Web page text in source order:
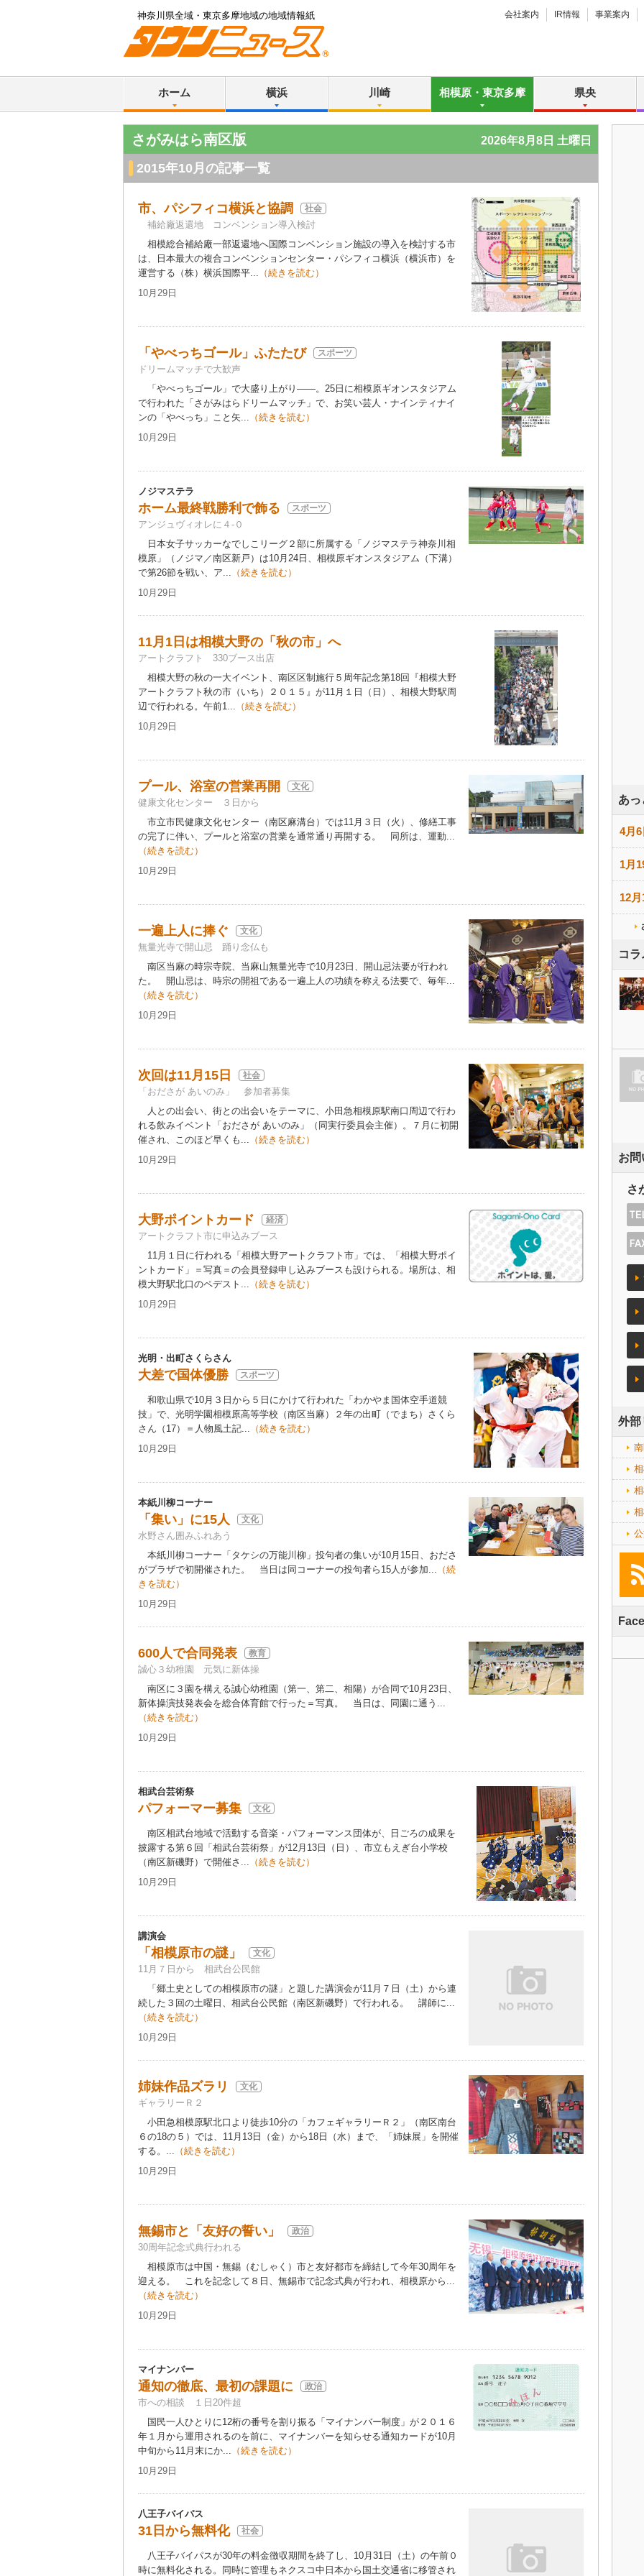
神奈川県全域・東京多摩地域の地域情報紙 会社案内 IR情報 事業案内
ホーム 横浜 川崎 相模原・東京多摩 県央
さがみはら南区版 2026年8月8日 土曜日
2015年10月の記事一覧
市、パシフィコ横浜と協調 社会
補給廠返還地 コンベンション導入検討
相模総合補給廠一部返還地へ国際コンベンション施設の導入を検討する市
は、日本最大の複合コンベンションセンター・パシフィコ横浜（横浜市）を
運営する（株）横浜国際平... （続きを読む）
10月29日
「やべっちゴール」ふたたび スポーツ
ドリームマッチで大歓声
「やべっちゴール」で大盛り上がり――。25日に相模原ギオンスタジアム
で行われた「さがみはらドリームマッチ」で、お笑い芸人・ナインティナイ
ンの「やべっち」こと矢... （続きを読む）
10月29日
ノジマステラ
ホーム最終戦勝利で飾る スポーツ
アンジュヴィオレに４-０
日本女子サッカーなでしこリーグ２部に所属する「ノジマステラ神奈川相
模原」（ノジマ／南区新戸）は10月24日、相模原ギオンスタジアム（下溝）
で第26節を戦い、ア... （続きを読む）
10月29日
11月1日は相模大野の「秋の市」へ
アートクラフト 330ブース出店
相模大野の秋の一大イベント、南区区制施行５周年記念第18回『相模大野
アートクラフト秋の市（いち）２０１５』が11月１日（日）、相模大野駅周
辺で行われる。午前1... （続きを読む）
10月29日
プール、浴室の営業再開 文化
健康文化センター ３日から
市立市民健康文化センター（南区麻溝台）では11月３日（火）、修繕工事
の完了に伴い、プールと浴室の営業を通常通り再開する。 同所は、運動...
（続きを読む）
10月29日
一遍上人に捧ぐ 文化
無量光寺で開山忌 踊り念仏も
南区当麻の時宗寺院、当麻山無量光寺で10月23日、開山忌法要が行われ
た。 開山忌は、時宗の開祖である一遍上人の功績を称える法要で、毎年...
（続きを読む）
10月29日
次回は11月15日 社会
「おださが あいのみ」 参加者募集
人との出会い、街との出会いをテーマに、小田急相模原駅南口周辺で行わ
れる飲みイベント「おださが あいのみ」（同実行委員会主催）。７月に初開
催され、このほど早くも... （続きを読む）
10月29日
大野ポイントカード 経済
アートクラフト市に申込みブース
11月１日に行われる「相模大野アートクラフト市」では、「相模大野ポイ
ントカード」＝写真＝の会員登録申し込みブースも設けられる。場所は、相
模大野駅北口のペデスト... （続きを読む）
10月29日
光明・出町さくらさん
大差で国体優勝 スポーツ
和歌山県で10月３日から５日にかけて行われた「わかやま国体空手道競
技」で、光明学園相模原高等学校（南区当麻）２年の出町（でまち）さくら
さん（17）＝人物風土記... （続きを読む）
10月29日
本紙川柳コーナー
「集い」に15人 文化
水野さん囲みふれあう
本紙川柳コーナー「タケシの万能川柳」投句者の集いが10月15日、おださ
がプラザで初開催された。 当日は同コーナーの投句者ら15人が参加... （続
きを読む）
10月29日
600人で合同発表 教育
誠心３幼稚園 元気に新体操
南区に３園を構える誠心幼稚園（第一、第二、相陽）が合同で10月23日、
新体操演技発表会を総合体育館で行った＝写真。 当日は、同園に通う...
（続きを読む）
10月29日
相武台芸術祭
パフォーマー募集 文化
南区相武台地域で活動する音楽・パフォーマンス団体が、日ごろの成果を
披露する第６回「相武台芸術祭」が12月13日（日）、市立もえぎ台小学校
（南区新磯野）で開催さ... （続きを読む）
10月29日
講演会
「相模原市の謎」 文化
11月７日から 相武台公民館
「郷土史としての相模原市の謎」と題した講演会が11月７日（土）から連
続した３回の土曜日、相武台公民館（南区新磯野）で行われる。 講師に...
（続きを読む）
10月29日
姉妹作品ズラリ 文化
ギャラリーＲ２
小田急相模原駅北口より徒歩10分の「カフェギャラリーＲ２」（南区南台
６の18の５）では、11月13日（金）から18日（水）まで、「姉妹展」を開催
する。... （続きを読む）
10月29日
無錫市と「友好の誓い」 政治
30周年記念式典行われる
相模原市は中国・無錫（むしゃく）市と友好都市を締結して今年30周年を
迎える。 これを記念して８日、無錫市で記念式典が行われ、相模原から...
（続きを読む）
10月29日
マイナンバー
通知の徹底、最初の課題に 政治
市への相談 １日20件超
国民一人ひとりに12桁の番号を割り振る「マイナンバー制度」が２０１６
年１月から運用されるのを前に、マイナンバーを知らせる通知カードが10月
中旬から11月末にか... （続きを読む）
10月29日
八王子バイパス
31日から無料化 社会
八王子バイパスが30年の料金徴収期間を終了し、10月31日（土）の午前０
時に無料化される。同時に管理もネクスコ中日本から国土交通省に移管され
あっ
4月
1月
12
コラ
お問
さ
外部